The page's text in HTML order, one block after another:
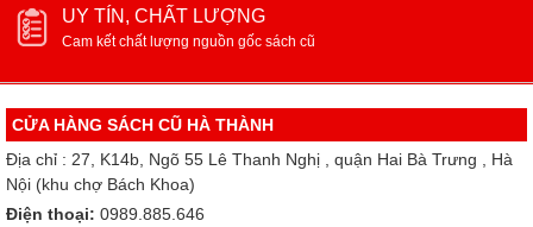
UY TÍN, CHẤT LƯỢNG
Cam kết chất lượng nguồn gốc sách cũ
CỬA HÀNG SÁCH CŨ HÀ THÀNH
Địa chỉ : 27, K14b, Ngõ 55 Lê Thanh Nghị , quận Hai Bà Trưng , Hà
Nội (khu chợ Bách Khoa)
Điện thoại: 0989.885.646